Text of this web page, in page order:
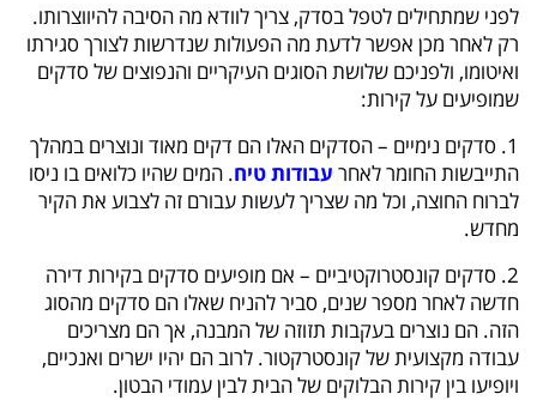
לפני שמתחילים לטפל בסדק, צריך לוודא מה הסיבה להיווצרותו.
רק לאחר מכן אפשר לדעת מה הפעולות שנדרשות לצורך סגירתו
ואיטומו, ולפניכם שלושת הסוגים העיקריים והנפוצים של סדקים
שמופיעים על קירות:
1. סדקים נימיים – הסדקים האלו הם דקים מאוד ונוצרים במהלך
התייבשות החומר לאחר עבודות טיח. המים שהיו כלואים בו ניסו
לברוח החוצה, וכל מה שצריך לעשות עבורם זה לצבוע את הקיר
מחדש.
2. סדקים קונסטרוקטיביים – אם מופיעים סדקים בקירות דירה
חדשה לאחר מספר שנים, סביר להניח שאלו הם סדקים מהסוג
הזה. הם נוצרים בעקבות תזוזה של המבנה, אך הם מצריכים
עבודה מקצועית של קונסטרקטור. לרוב הם יהיו ישרים ואנכיים,
ויופיעו בין קירות הבלוקים של הבית לבין עמודי הבטון.